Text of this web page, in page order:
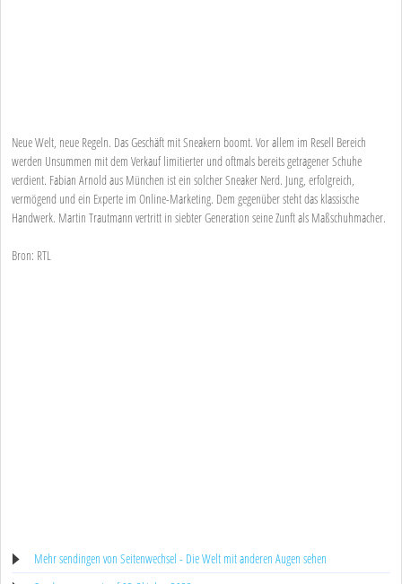
Neue Welt, neue Regeln. Das Geschäft mit Sneakern boomt. Vor allem im Resell Bereich
werden Unsummen mit dem Verkauf limitierter und oftmals bereits getragener Schuhe
verdient. Fabian Arnold aus München ist ein solcher Sneaker Nerd. Jung, erfolgreich,
vermögend und ein Experte im Online-Marketing. Dem gegenüber steht das klassische
Handwerk. Martin Trautmann vertritt in siebter Generation seine Zunft als Maßschuhmacher.
Bron: RTL
Mehr sendingen von Seitenwechsel - Die Welt mit anderen Augen sehen